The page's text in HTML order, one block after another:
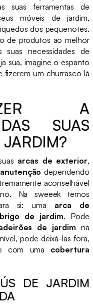
suas ferramentas de
móveis de jardim,
dos pequenotes.
de produtos ao melhor
necessidades de
sua, imagine o espanto
fizerem um churrasco lá
A
SUAS
JARDIM?
arcas de exterior,
dependendo
aconselhável
Na sweeek temos
si: uma arca de
de jardim. Pode
de jardim na
pode deixá-las fora,
com uma cobertura
DE JARDIM